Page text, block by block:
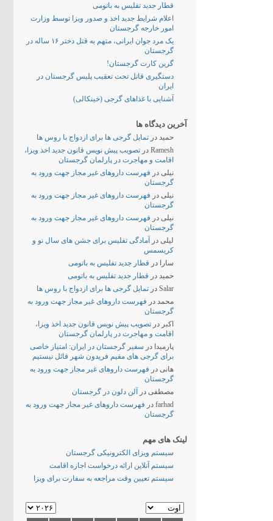
قطار جدید تفلیس به باتومی
اعلام شرایط جدید اخذ و صدور ویزا توسط وزارت
امور خارجه گرجستان
یک مرد جوان ایرانی، متهم به قتل دختر ۱۶ ساله در
گرجستان
گرین کارت گرجستان!
دستگیری قاتل تحت تعقیب پلیس گرجستان در
ایران
آشنایی با غذاهای گرجی (خینکالی)
آخرین دیدگاه ها
حمید در تمایل گرجی ها برای ازدواج با روس ها
Ramesh در تصویب پیش نویس قانون جدید اخذ ویزا،
اقامت و مهاجرت در پارلمان گرجستان
نیلی در فهرست داروهای غیر مجاز جهت ورود به
گرجستان
نیلی در فهرست داروهای غیر مجاز جهت ورود به
گرجستان
نیلی در فهرست داروهای غیر مجاز جهت ورود به
گرجستان
لیلی در
آمادگی تفلیس برای جشن های سال نو و
کریسمس
سارا
در قطار جدید تفلیس به باتومی
حمید در قطار جدید تفلیس به باتومی
Salar در تمایل گرجی ها برای ازدواج با روس ها
محمد در فهرست داروهای غیر مجاز جهت ورود به
گرجستان
اکبر در تصویب پیش نویس قانون جدید اخذ ویزا،
اقامت و مهاجرت در پارلمان گرجستان
پارمیدا در سفیر گرجستان در ایران: امتیاز خاصی
برای گرجی های مقیم فریدون شهر قائل نیستیم
هانی در فهرست داروهای غیر مجاز جهت ورود به
گرجستان
مصطفی در
آلن دلون در گرجستان
farhad در فهرست داروهای غیر مجاز جهت ورود به
گرجستان
لینک های مهم
سیستم ویزای الکترونیکی گرجستان
سیستم آنلاین ارائه درخواست اجازه اقامت
سیستم تعیین وقت مراجعه به سفارت برای ویزا